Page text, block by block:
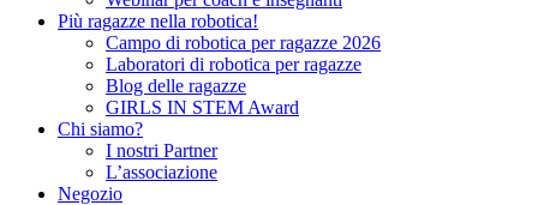
Più ragazze nella robotica!
Campo di robotica per ragazze 2026
Laboratori di robotica per ragazze
Blog delle ragazze
GIRLS IN STEM Award
Chi siamo?
I nostri Partner
L’associazione
Negozio